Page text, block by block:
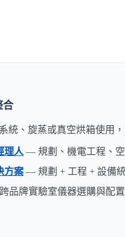
合
統、旋蒸或真空烘箱使用
理人 — 規劃、機電工程、
方案 — 規劃 + 工程 + 設備
品牌實驗室儀器選購與配